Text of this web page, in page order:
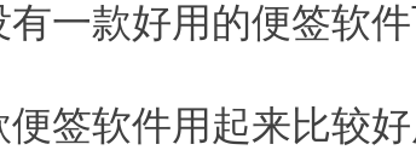
有一款好用的便签软
便签软件用起来比较好